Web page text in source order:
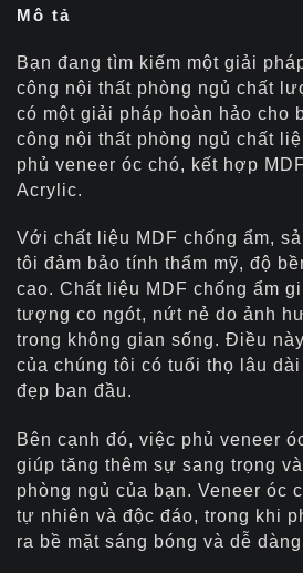
Mô tả
Bạn đang tìm kiếm một giải
công nội thất phòng ngủ chất
có một giải pháp hoàn hảo cho
công nội thất phòng ngủ chất
phủ veneer óc chó, kết hợp
Acrylic.
Với chất liệu MDF chống ẩm,
tôi đảm bảo tính thẩm mỹ, độ
cao. Chất liệu MDF chống ẩm
tượng co ngót, nứt nẻ do ảnh
trong không gian sống. Điều
của chúng tôi có tuổi thọ lâu
đẹp ban đầu.
Bên cạnh đó, việc phủ veneer
giúp tăng thêm sự sang trọng
phòng ngủ của bạn. Veneer óc
tự nhiên và độc đáo, trong khi
ra bề mặt sáng bóng và dễ